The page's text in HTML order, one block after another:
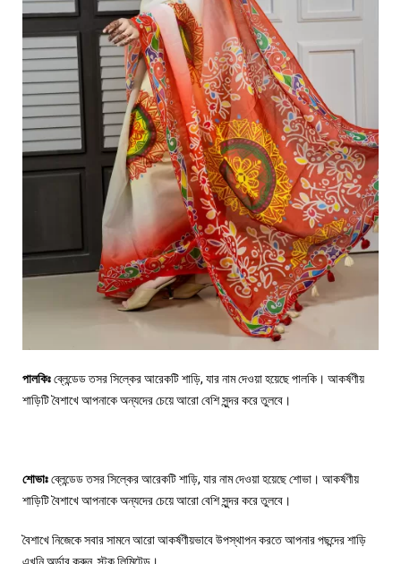
পালকিঃব্লেন্ডেড তসর সিল্কের আরেকটি শাড়ি, যার নাম দেওয়া হয়েছে পালকি। আকর্ষণীয়
শাড়িটি বৈশাখে আপনাকে অন্যদের চেয়ে আরো বেশি সুন্দর করে তুলবে।
শোভাঃব্লেন্ডেড তসর সিল্কের আরেকটি শাড়ি, যার নাম দেওয়া হয়েছে শোভা। আকর্ষণীয়
শাড়িটি বৈশাখে আপনাকে অন্যদের চেয়ে আরো বেশি সুন্দর করে তুলবে।
বৈশাখে নিজেকে সবার সামনে আরো আকর্ষণীয়ভাবে উপস্থাপন করতে আপনার পছন্দের শাড়ি